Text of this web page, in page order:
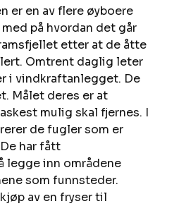
er en av flere øyboere
på hvordan det går
etter at de åtte
Omtrent daglig leter
i vindkraftanlegget. De
Målet deres er at
mulig skal fjernes. I
de fugler som er
har fått
legge inn områdene
som funnsteder.
av en fryser til